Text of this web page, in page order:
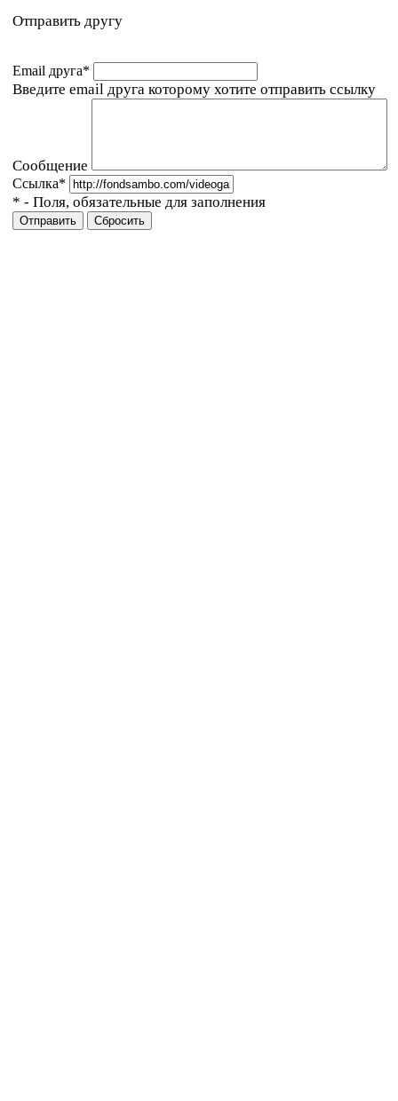
Отправить другу
Email друга*
Введите email друга которому хотите отправить ссылку
Сообщение
Ссылка*
* - Поля, обязательные для заполнения